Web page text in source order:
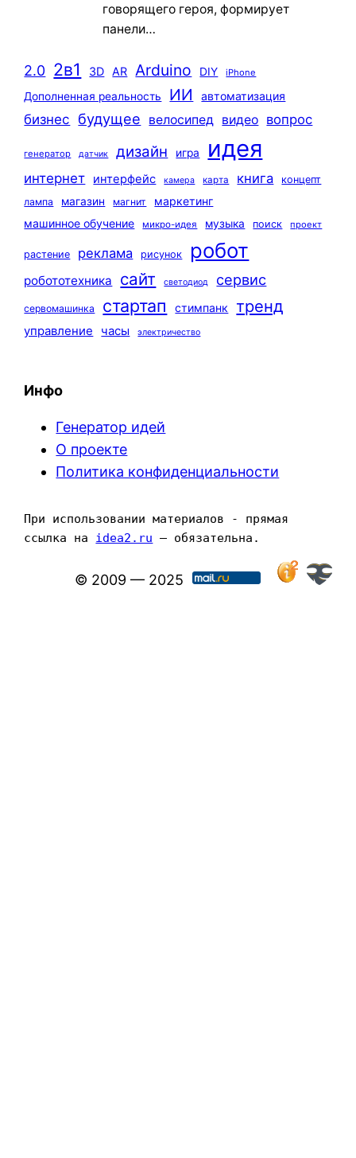
говорящего героя, формирует
панели…
2.0 2в1 3D AR Arduino DIY iPhone
Дополненная реальность ИИ автоматизация
бизнес будущее велосипед видео вопрос
генератор датчик дизайн игра идея
интернет интерфейс камера карта книга
концепт
лампа
магазин магнит
маркетинг
машинное обучение
микро-идея музыка поиск проект
растение реклама рисунок робот
робототехника сайт светодиод сервис
сервомашинка стартап стимпанк тренд
управление часы электричество
Инфо
Генератор идей
О проекте
Политика конфиденциальности
При использовании материалов - прямая
ссылка на idea2.ru — обязательна.
© 2009 — 2025